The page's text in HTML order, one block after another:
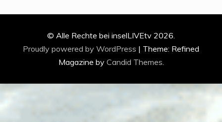
© Alle Rechte bei inselLIVEtv 2026.
Proudly powered by WordPress | Theme: Refined
Magazine by Candid Themes.